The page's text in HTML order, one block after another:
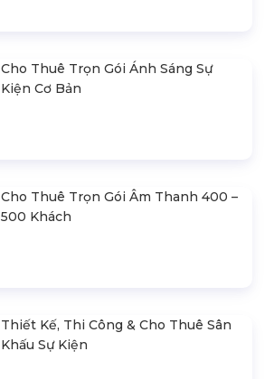
Cho Thuê Trọn Gói Ánh Sáng Sự
Kiện Cơ Bản
Cho Thuê Trọn Gói Âm Thanh 400 –
500 Khách
Thiết Kế, Thi Công & Cho Thuê Sân
Khấu Sự Kiện